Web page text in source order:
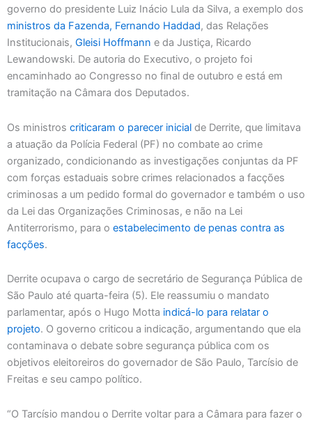
governo do presidente Luiz Inácio Lula da Silva, a exemplo dos
ministros da Fazenda, Fernando Haddad, das Relações
Institucionais, Gleisi Hoffmann e da Justiça, Ricardo
Lewandowski. De autoria do Executivo, o projeto foi
encaminhado ao Congresso no final de outubro e está em
tramitação na Câmara dos Deputados.
Os ministros criticaram o parecer inicial de Derrite, que limitava
a atuação da Polícia Federal (PF) no combate ao crime
organizado, condicionando as investigações conjuntas da PF
com forças estaduais sobre crimes relacionados a facções
criminosas a um pedido formal do governador e também o uso
da Lei das Organizações Criminosas, e não na Lei
Antiterrorismo, para o estabelecimento de penas contra as
facções.
Derrite ocupava o cargo de secretário de Segurança Pública de
São Paulo até quarta-feira (5). Ele reassumiu o mandato
parlamentar, após o Hugo Motta indicá-lo para relatar o
projeto. O governo criticou a indicação, argumentando que ela
contaminava o debate sobre segurança pública com os
objetivos eleitoreiros do governador de São Paulo, Tarcísio de
Freitas e seu campo político.
“O Tarcísio mandou o Derrite voltar para a Câmara para fazer o